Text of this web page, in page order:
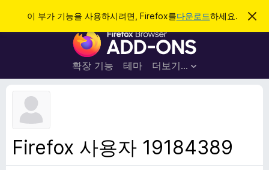
이 부가 기능을 사용하시려면, Firefox를다운로드하세요.
이
림
F
r
e
라
확장 기능 테마 더보기…
로그인
Firefox 사용자 19184389